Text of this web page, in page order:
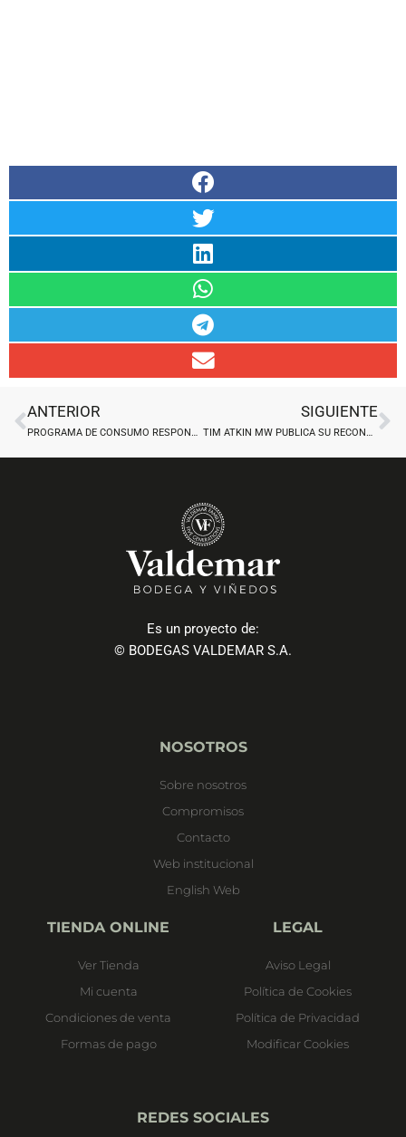
Ant
ANTERIOR
PROGRAMA DE CONSUMO RESPONSABLE WINE IN MODERATION
SIGUIENTE
TIM ATKIN MW PUBLICA SU RECONOCIDO RIOJA REPORT 2023
Es un proyecto de:
© BODEGAS VALDEMAR S.A.
NOSOTROS
Sobre nosotros
Compromisos
Contacto
Web institucional
English Web
TIENDA ONLINE
Ver Tienda
Mi cuenta
Condiciones de venta
Formas de pago
LEGAL
Aviso Legal
Política de Cookies
Política de Privacidad
Modificar Cookies
REDES SOCIALES